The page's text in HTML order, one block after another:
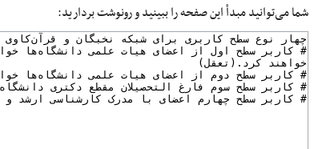
شما می‌توانید مبدأ این صفحه را ببینید و رونوشت بردارید: